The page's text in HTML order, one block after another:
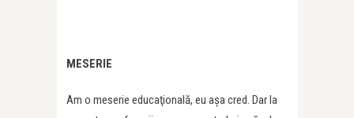
MESERIE
Am o meserie educaţională, eu aşa cred. Dar la